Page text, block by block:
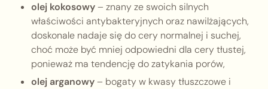
olej kokosowy– znany ze swoich silnych
właściwości antybakteryjnych oraz nawilżających,
doskonale nadaje się do cery normalnej i suchej,
choć może być mniej odpowiedni dla cery tłustej,
ponieważ ma tendencję do zatykania porów,
olej arganowy– bogaty w kwasy tłuszczowe i